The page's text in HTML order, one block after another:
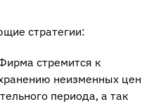
стратегии:
стремится к
неизменных цен
периода, а так